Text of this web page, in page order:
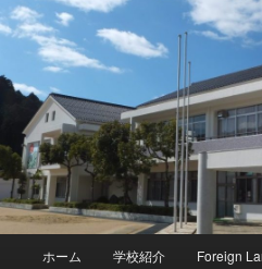
ホーム 学校紹介 Foreign